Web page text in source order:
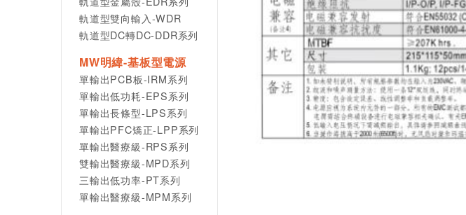
軌道型雙向輸入-WDR
軌道型DC轉DC-DDR系列
MW明緯-基板型電源
單輸出PCB板-IRM系列
單輸出低功耗-EPS系列
單輸出長條型-LPS系列
單輸出PFC矯正-LPP系列
單輸出醫療級-RPS系列
雙輸出醫療級-MPD系列
三輸出低功率-PT系列
單輸出醫療級-MPM系列